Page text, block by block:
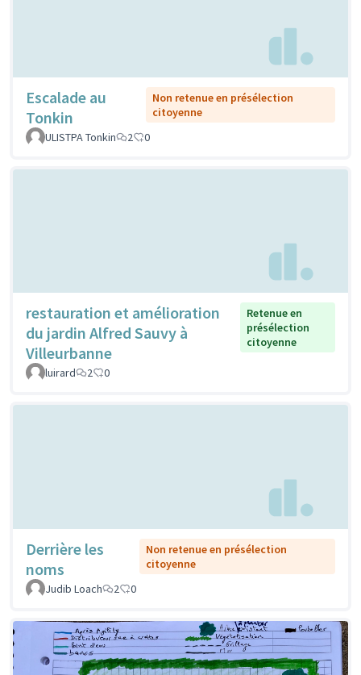
Escalade au
Tonkin
Non retenue en présélection
citoyenne
ULISTPA Tonkin
2 0
restauration et amélioration
du jardin Alfred Sauvy à
Villeurbanne
Retenue en
présélection
citoyenne
luirard 2 0
Derrière les
noms
Non retenue en présélection
citoyenne
Judib Loach
2 0